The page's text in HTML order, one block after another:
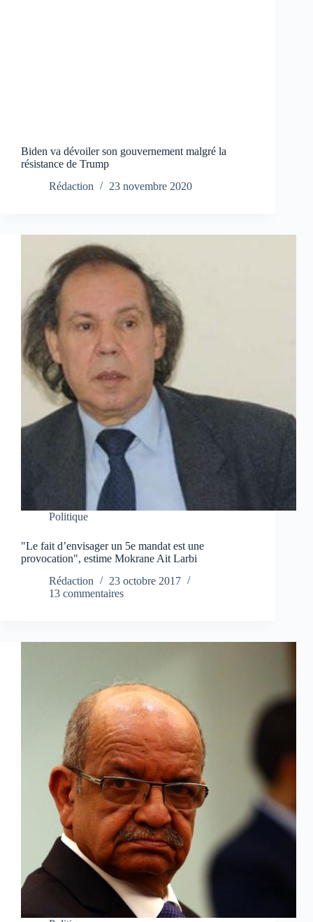
Biden va dévoiler son gouvernement malgré la
résistance de Trump
Rédaction
23 novembre 2020
Politique
"Le fait d’envisager un 5e mandat est une
provocation", estime Mokrane Ait Larbi
Rédaction
23 octobre 2017
13 commentaires